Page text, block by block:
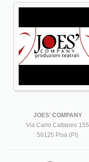
JOES' COMPANY
Via Carlo Cattaneo 155
56125 Pisa (PI)